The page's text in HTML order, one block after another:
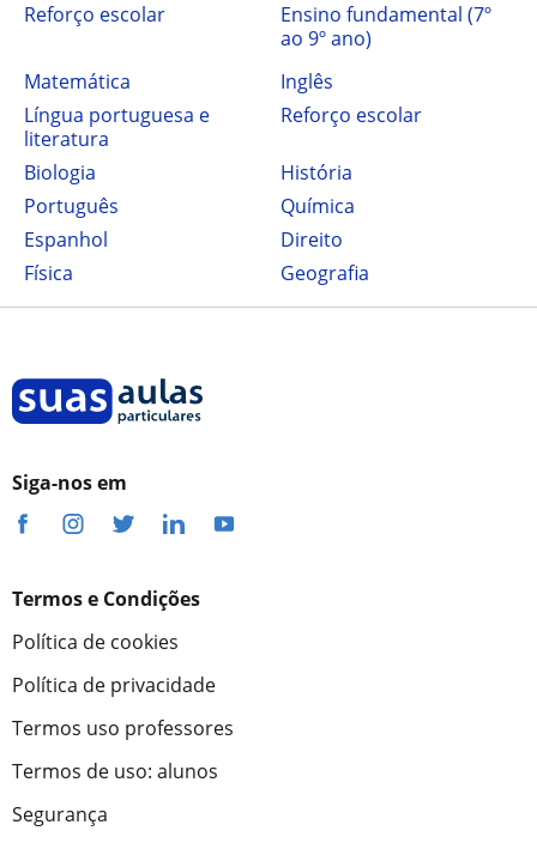
Reforço escolar
ensino fundamental (7º
ao 9º ano)
Matemática
Inglês
Língua portuguesa e
literatura
Reforço escolar
Biologia
História
Português
Química
Espanhol
Direito
Física
Geografia
Siga-nos em
Termos e Condições
Política de cookies
Política de privacidade
Termos uso professores
Termos de uso: alunos
Segurança